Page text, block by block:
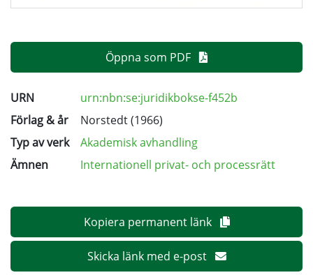
Öppna som PDF
URN
urn:nbn:se:juridikbokse-f452b
Förlag & år
Norstedt (1966)
Typ av verk
Akademisk avhandling
Ämnen
Internationell privat- och processrätt
Kopiera permanent länk
Skicka länk med e-post